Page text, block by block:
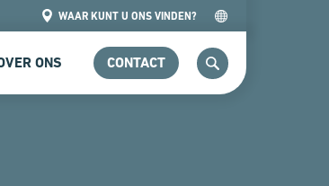
WAAR KUNT U ONS VINDEN?
ONS CONTACT ZOEKEN